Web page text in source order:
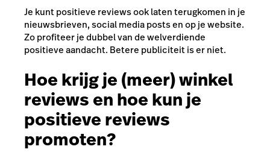
Je kunt positieve reviews ook laten terugkomen in je
nieuwsbrieven, social media posts en op je website.
Zo profiteer je dubbel van de welverdiende
positieve aandacht. Betere publiciteit is er niet.
Hoe krijg je (meer) winkel
reviews en hoe kun je
positieve reviews
promoten?